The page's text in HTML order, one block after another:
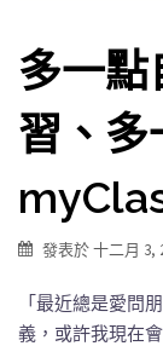
多一點
習、多
發表於十二月 3,
「最近總是愛問
義，或許我現在